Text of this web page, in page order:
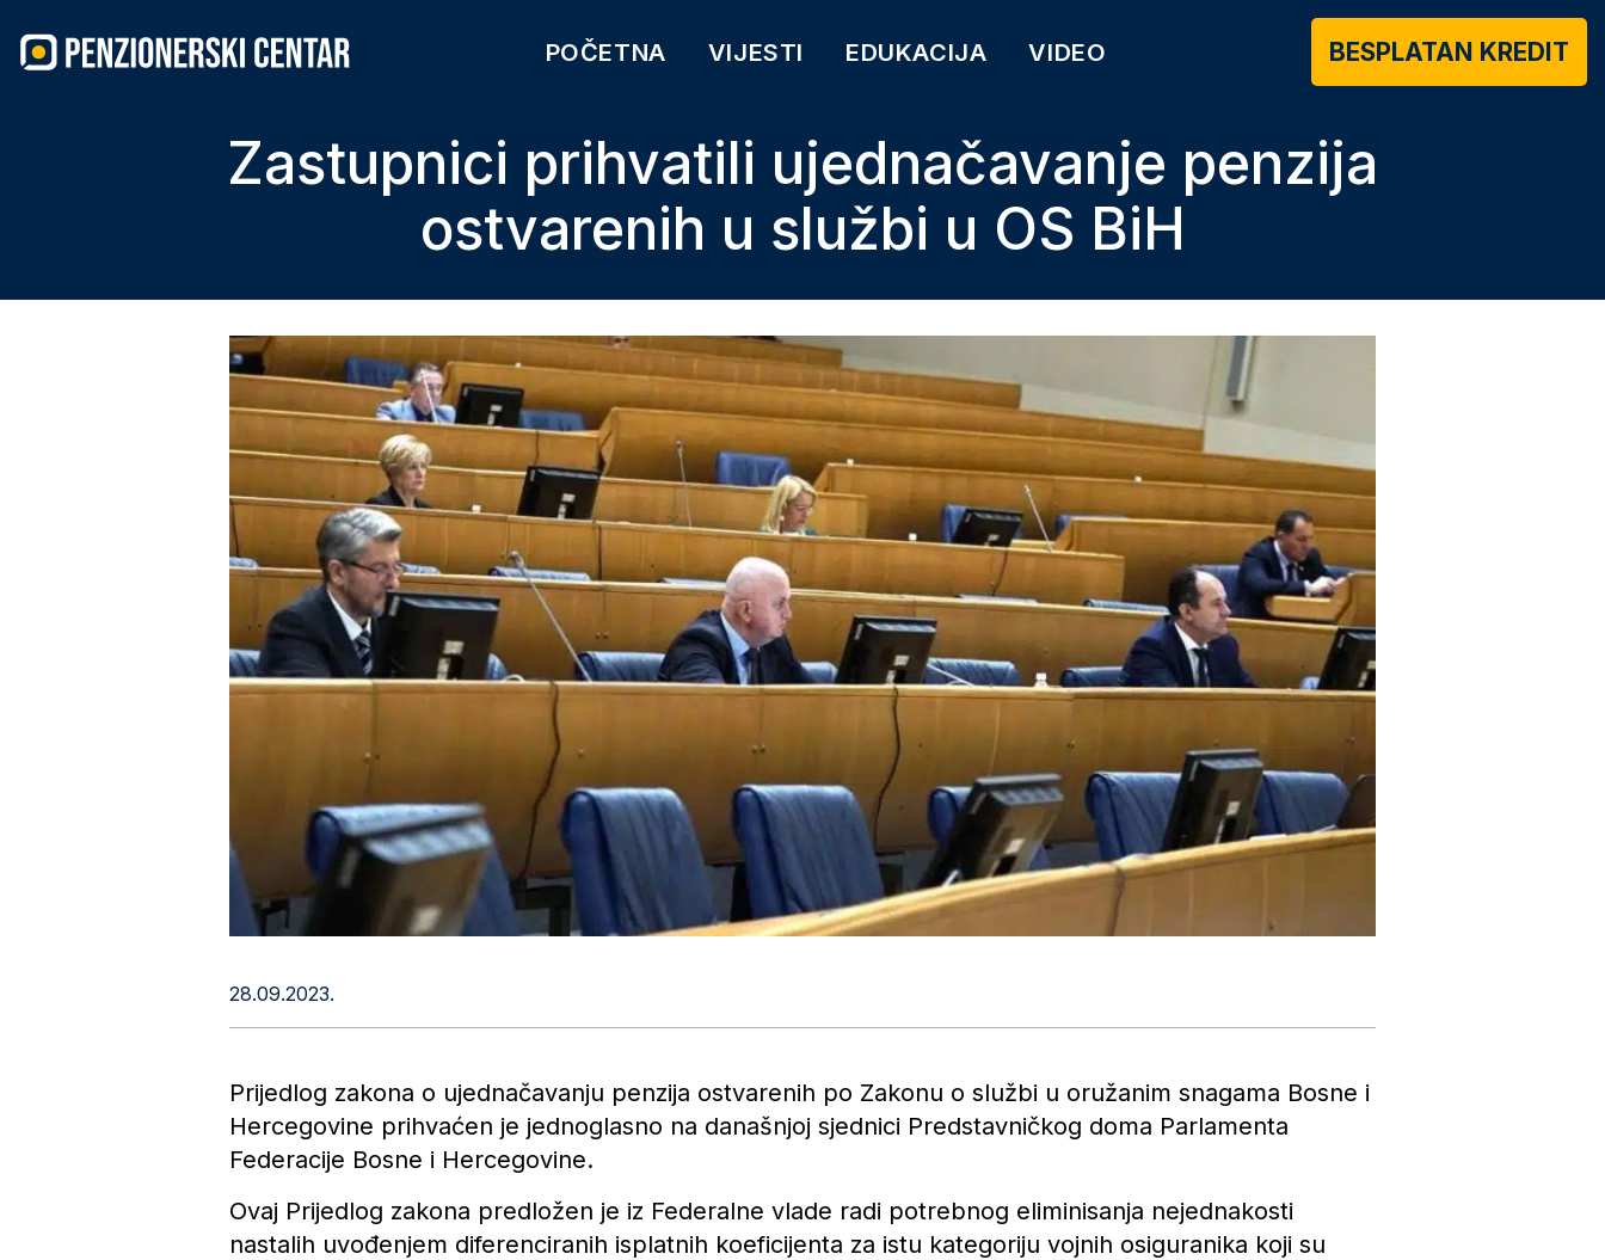
content
POČETNA VIJESTI EDUKACIJA VIDEO BESPLATAN KREDIT
Zastupnici prihvatili ujednačavanje penzija
ostvarenih u službi u OS BiH
28.09.2023.
Prijedlog zakona o ujednačavanju penzija ostvarenih po Zakonu o službi u oružanim snagama Bosne i
Hercegovine prihvaćen je jednoglasno na današnjoj sjednici Predstavničkog doma Parlamenta
Federacije Bosne i Hercegovine.
Ovaj Prijedlog zakona predložen je iz Federalne vlade radi potrebnog eliminisanja nejednakosti
nastalih uvođenjem diferenciranih isplatnih koeficijenta za istu kategoriju vojnih osiguranika koji su